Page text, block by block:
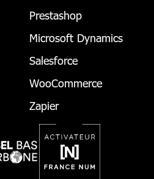
Prestashop
Microsoft Dynamics
Salesforce
WooCommerce
Zapier